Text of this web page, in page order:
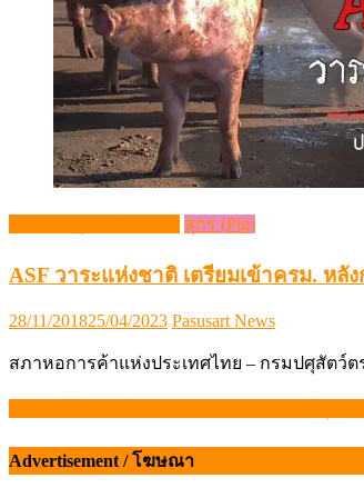
สุกร (Pig)
ASF วาระแห่งชาติ เตรียมเข้าครม. ห
Posted
28/11/201825/04/2023 Author
Pasusart News
สภาหอการค้าแห่งประเทศไทย – กรมปศุสัตว์ต
แนะแนว
เรื่อง
Advertisement / โฆษณา